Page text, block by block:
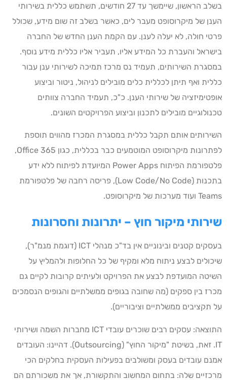
בשלב הראשון, שיימשך עד 27 חודשים, תשתמש כללית בשירותי
הענן של מיקרוסופט מעבר לים, כאשר בשלב זה שום מידע, שכולל
פרטי חולה, לא יעלה לענן. עם הקמת הענן החדש של החברה
בישראל והעברת כל המידע אליו, תעביר אליו כללית מידע נוסף.
במסגרת השירותים, תעמיד נס מרכז תמיכה לשירותי ענן עבור
כללית ואף תיתן לכללית כלים מובילים לניהול, ניטור וביצוע
אופטימיזציה של שירותי הענן. כ"כ, תעמיד החברה צוותים
טכנולוגיים מובילים לתכנון וביצוע הפרויקטים השונים.
השירותים אותם תקבל כללית במסגרת המכרז מהווים תוספת
לפתרונות מיקרוסופט המוטמעים כבר בכללית, כגון Office 365,
פלטפורמת הפיתוח Power Apps המיועדת לפיתוח ללא ידע
בתכנות (Low Code/No Code), פריסה רחבה של פלטפורמת
Teams ועוד מערכות של מיקרוסופט.
שירותי מיקור חוץ – יתרונות וחסרונות
בעסקים קטנים ובינוניים אין בד"כ מנהלי ICT (דוגמת מנמ"ר),
שיכולים לבצע ניתוח מלא ומקיף של כל החלופות ולהמליץ על
השיטה המועדפת לבצע את הפרויקט ולעיתים קרובות לקיים גם
מכרז בין ספקים (מה שחובה בגופים ממשלתיים והגופים הנסמכים
על תקציבים ממשלתיים וציבוריים).
התוצאה: עסקים רבים שוכרים עובדי ICT מחברות השמה ושירותי
IT. זאת, בשיטת "מיקור החוץ" (Outsourcing). דהיינו: העובדים
אמנם עובדים בעסק ומשולבים בפעילות העסקית בחלקים הכי
מרכזיים שלה: בתחום המחשוב והתקשורת, אך את משכורתם הם